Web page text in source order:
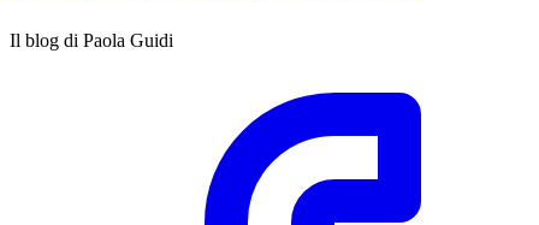
Il blog di Paola Guidi